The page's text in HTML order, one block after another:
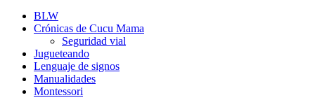
BLW
Crónicas de Cucu Mama
Seguridad vial
Jugueteando
Lenguaje de signos
Manualidades
Montessori